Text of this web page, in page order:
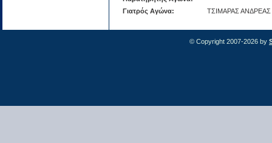
Γιατρός Αγώνα:
ΤΣΙΜΑΡΑΣ ΑΝΔΡΕΑΣ
© Copyright 2007-2026 by